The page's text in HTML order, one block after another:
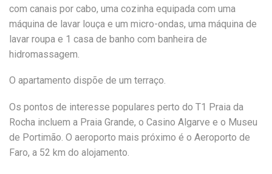
com canais por cabo, uma cozinha equipada com uma
máquina de lavar louça e um micro-ondas, uma máquina de
lavar roupa e 1 casa de banho com banheira de
hidromassagem.
O apartamento dispõe de um terraço.
Os pontos de interesse populares perto do T1 Praia da
Rocha incluem a Praia Grande, o Casino Algarve e o Museu
de Portimão. O aeroporto mais próximo é o Aeroporto de
Faro, a 52 km do alojamento.